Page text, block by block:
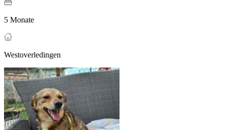
5 Monate
Westoverledingen